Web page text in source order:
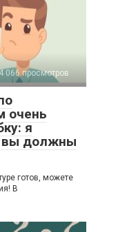
066 просмотров
очень
я
вы должны
готов, можете
В